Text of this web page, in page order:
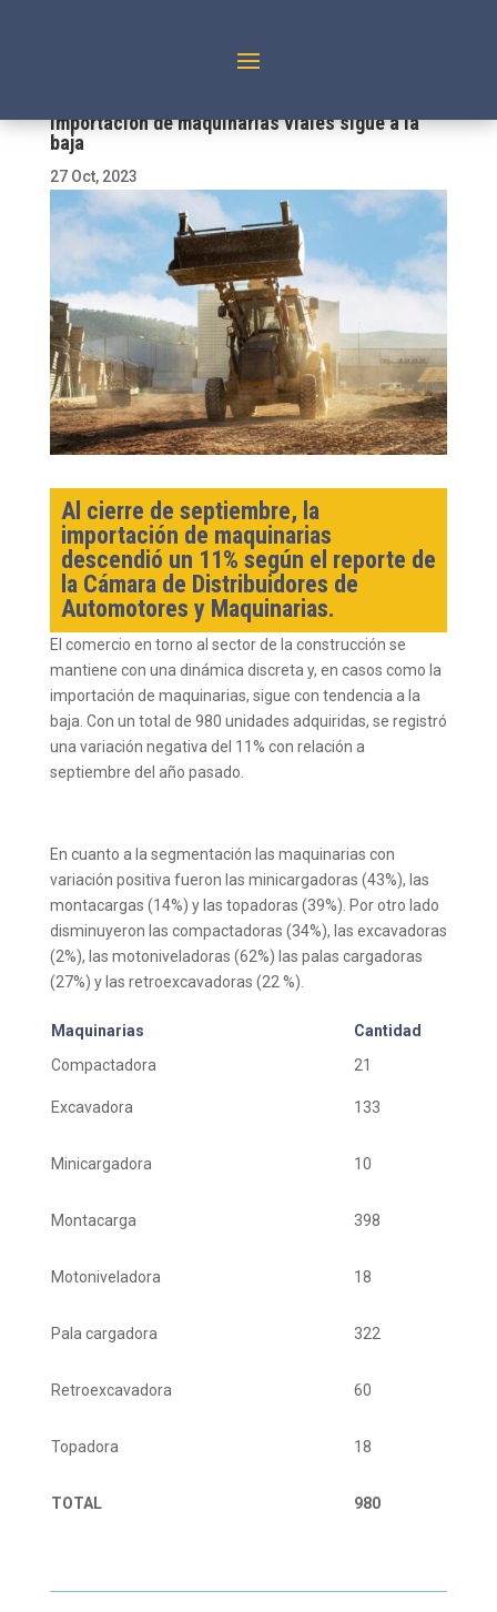
Importación de maquinarias viales sigue a la
baja
27 Oct, 2023
Al cierre de septiembre, la
importación de maquinarias
descendió un 11% según el reporte de
la Cámara de Distribuidores de
Automotores y Maquinarias.
El comercio en torno al sector de la construcción se
mantiene con una dinámica discreta y, en casos como la
importación de maquinarias, sigue con tendencia a la
baja. Con un total de 980 unidades adquiridas, se registró
una variación negativa del 11% con relación a
septiembre del año pasado.
En cuanto a la segmentación las maquinarias con
variación positiva fueron las minicargadoras (43%), las
montacargas (14%) y las topadoras (39%). Por otro lado
disminuyeron las compactadoras (34%), las excavadoras
(2%), las motoniveladoras (62%) las palas cargadoras
(27%) y las retroexcavadoras (22 %).
Maquinarias
Cantidad
Compactadora
21
Excavadora 133
Minicargadora 10
Montacarga 398
Motoniveladora 18
Pala cargadora 322
Retroexcavadora 60
Topadora 18
TOTAL 980